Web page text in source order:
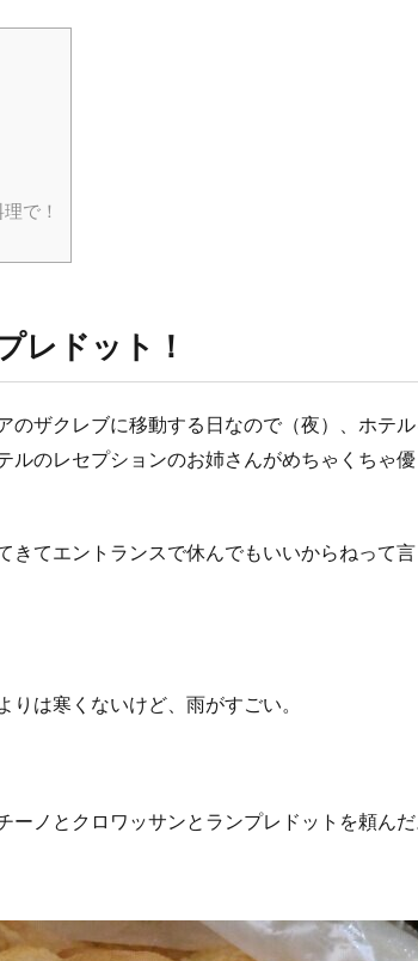
で！
レドット！
のザクレブに移動する日なので（夜）、ホテ
ルのレセプションのお姉さんがめちゃくちゃ
きてエントランスで休んでもいいからねって
は寒くないけど、雨がすごい。
ーノとクロワッサンとランプレドットを頼ん